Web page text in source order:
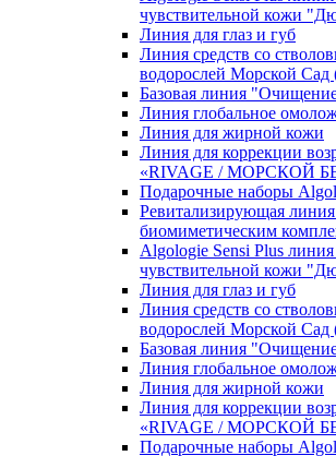
чувcтвительной кожи
Линия для глаз и губ
Линия средств со
водорослей Морской Сад
Базовая линия
Линия глобальное
Линия для жирной кожи
Линия для коррекции
«RIVAGE / МОРСКОЙ
Подарочные наборы
Ревитализирующая
биомиметическим
Algologie Sensi Plus линия
чувcтвительной кожи
Линия для глаз и губ
Линия средств со
водорослей Морской Сад
Базовая линия
Линия глобальное
Линия для жирной кожи
Линия для коррекции
«RIVAGE / МОРСКОЙ
Подарочные наборы